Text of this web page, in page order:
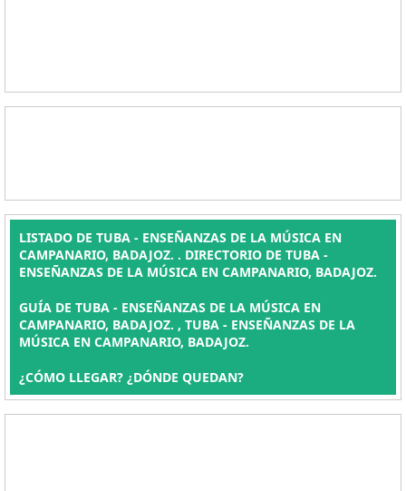
LISTADO DE TUBA - ENSEÑANZAS DE LA MÚSICA EN
CAMPANARIO, BADAJOZ. . DIRECTORIO DE TUBA -
ENSEÑANZAS DE LA MÚSICA EN CAMPANARIO, BADAJOZ.
GUÍA DE TUBA - ENSEÑANZAS DE LA MÚSICA EN
CAMPANARIO, BADAJOZ. , TUBA - ENSEÑANZAS DE LA
MÚSICA EN CAMPANARIO, BADAJOZ.
¿CÓMO LLEGAR? ¿DÓNDE QUEDAN?